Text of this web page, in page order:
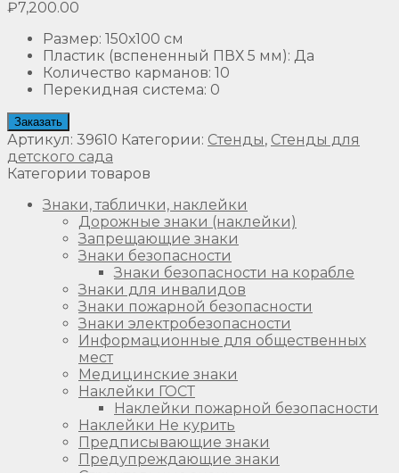
₽7,200.00
Размер: 150х100 см
Пластик (вспененный ПВХ 5 мм): Да
Количество карманов: 10
Перекидная система: 0
Заказать
Артикул: 39610 Категории: Стенды, Стенды для
детского сада
Категории товаров
Знаки, таблички, наклейки
Дорожные знаки (наклейки)
Запрещающие знаки
Знаки безопасности
Знаки безопасности на корабле
Знаки для инвалидов
Знаки пожарной безопасности
Знаки электробезопасности
Информационные для общественных
мест
Медицинские знаки
Наклейки ГОСТ
Наклейки пожарной безопасности
Наклейки Не курить
Предписывающие знаки
Предупреждающие знаки